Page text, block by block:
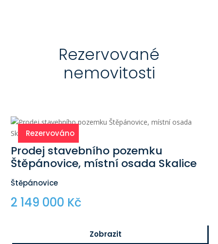
Rezervované
nemovitosti
Rezervováno
Prodej stavebního pozemku
Štěpánovice, místní osada Skalice
Štěpánovice
2 149 000 Kč
Zobrazit